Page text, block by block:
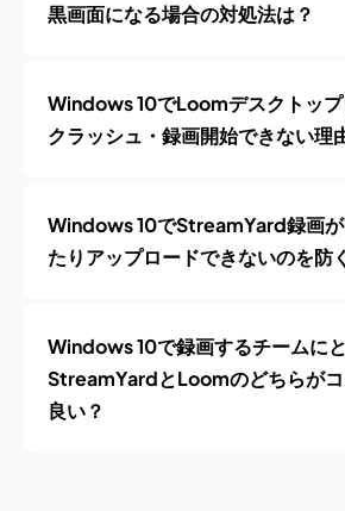
黒画面になる場合の対処法は？
Windows 10でLoomデスクトッ
クラッシュ・録画開始できない理
Windows 10でStreamYard録画が
たりアップロードできないのを防
Windows 10で録画するチームにと
StreamYardとLoomのどちらが
良い？